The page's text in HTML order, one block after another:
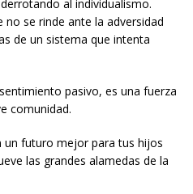
al individualismo.
no se rinde ante la adversidad
de un sistema que intenta
pasivo, es una fuerza
comunidad.
un futuro mejor para tus hijos
las grandes alamedas de la